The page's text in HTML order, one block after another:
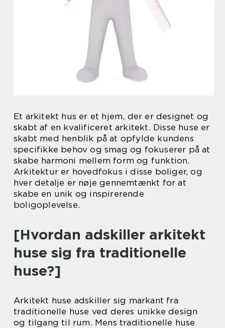
Et arkitekt hus er et hjem, der er designet og
skabt af en kvalificeret arkitekt. Disse huse er
skabt med henblik på at opfylde kundens
specifikke behov og smag og fokuserer på at
skabe harmoni mellem form og funktion.
Arkitektur er hovedfokus i disse boliger, og
hver detalje er nøje gennemtænkt for at
skabe en unik og inspirerende
boligoplevelse.
[Hvordan adskiller arkitekt
huse sig fra traditionelle
huse?]
Arkitekt huse adskiller sig markant fra
traditionelle huse ved deres unikke design
og tilgang til rum. Mens traditionelle huse